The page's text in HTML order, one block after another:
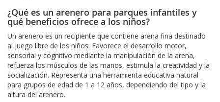
¿Qué es un arenero para parques infantiles y
qué beneficios ofrece a los niños?
Un arenero es un recipiente que contiene arena fina destinado
al juego libre de los niños. Favorece el desarrollo motor,
sensorial y cognitivo mediante la manipulación de la arena,
refuerza los músculos de las manos, estimula la creatividad y la
socialización. Representa una herramienta educativa natural
para grupos de edad de 1 a 12 años, dependiendo del tipo y la
altura del arenero.